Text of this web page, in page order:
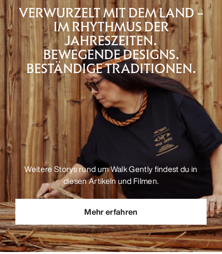
VERWURZELT MIT DEM LAND –
IM RHYTHMUS DER
JAHRESZEITEN.
BEWEGENDE DESIGNS.
BESTÄNDIGE TRADITIONEN.
Weitere Storys rund um Walk Gently findest du in
diesen Artikeln und Filmen.
Mehr erfahren